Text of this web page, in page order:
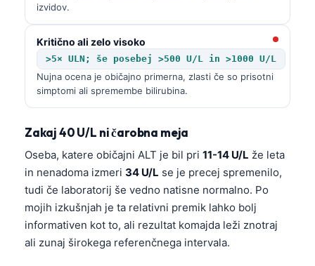
izvidov.
Kritično ali zelo visoko
>5× ULN; še posebej >500 U/L in >1000 U/L
Nujna ocena je običajno primerna, zlasti če so prisotni
simptomi ali spremembe bilirubina.
Zakaj 40 U/L ni čarobna meja
Oseba, katere običajni ALT je bil pri 11-14 U/L že leta
in nenadoma izmeri 34 U/L se je precej spremenilo,
tudi če laboratorij še vedno natisne normalno. Po
mojih izkušnjah je ta relativni premik lahko bolj
informativen kot to, ali rezultat komajda leži znotraj
ali zunaj širokega referenčnega intervala.